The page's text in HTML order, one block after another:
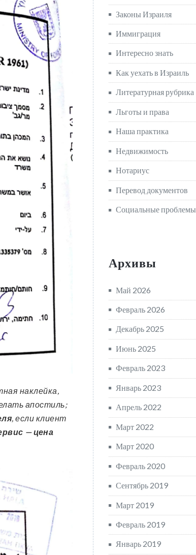
наклейка,
апостиль;
, если клиент
— цена
Законы Израиля
Иммиграция
Интересно знать
Как уехать в Израиль
Литературная рубрика
Льготы и права
Наша практика
Недвижимость
Нотариус
Перевод документов
Социальные проблемы
Архивы
Май 2026
Февраль 2026
Декабрь 2025
Июнь 2025
Февраль 2023
Январь 2023
Апрель 2022
Март 2022
Март 2020
Февраль 2020
Сентябрь 2019
Март 2019
Февраль 2019
Январь 2019